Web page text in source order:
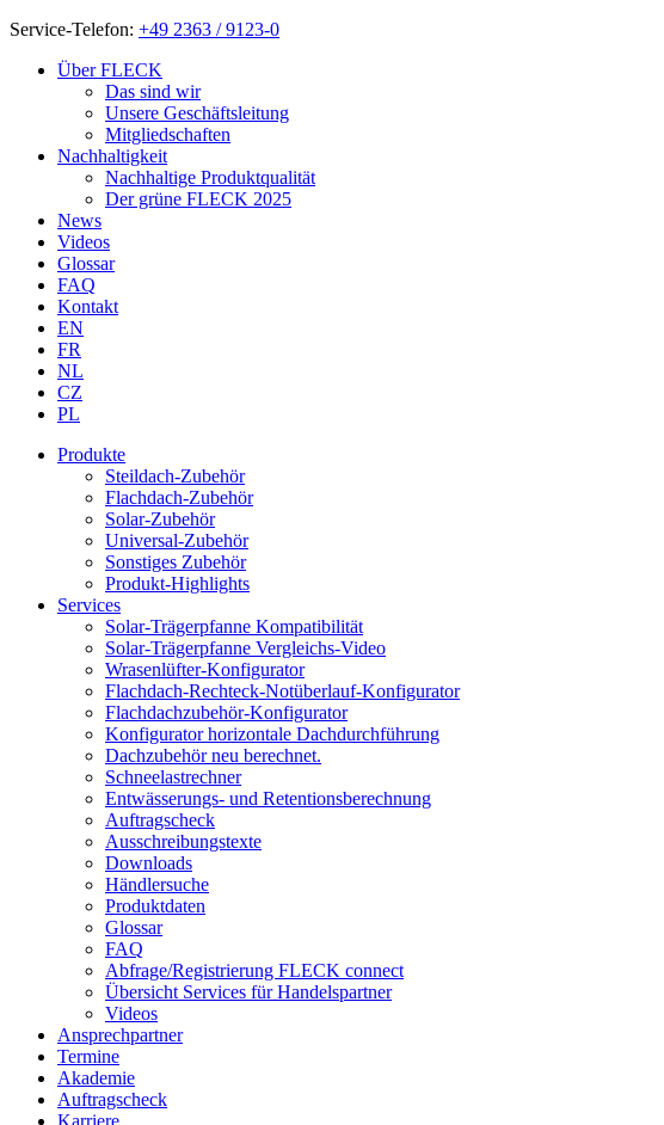
Service-Telefon: +49 2363 / 9123-0
Über FLECK
Das sind wir
Unsere Geschäftsleitung
Mitgliedschaften
Nachhaltigkeit
Nachhaltige Produktqualität
Der grüne FLECK 2025
News
Videos
Glossar
FAQ
Kontakt
EN
FR
NL
CZ
PL
Produkte
Steildach-Zubehör
Flachdach-Zubehör
Solar-Zubehör
Universal-Zubehör
Sonstiges Zubehör
Produkt-Highlights
Services
Solar-Trägerpfanne Kompatibilität
Solar-Trägerpfanne Vergleichs-Video
Wrasenlüfter-Konfigurator
Flachdach-Rechteck-Notüberlauf-Konfigurator
Flachdachzubehör-Konfigurator
Konfigurator horizontale Dachdurchführung
Dachzubehör neu berechnet.
Schneelastrechner
Entwässerungs- und Retentionsberechnung
Auftragscheck
Ausschreibungstexte
Downloads
Händlersuche
Produktdaten
Glossar
FAQ
Abfrage/Registrierung FLECK connect
Übersicht Services für Handelspartner
Videos
Ansprechpartner
Termine
Akademie
Auftragscheck
Karriere